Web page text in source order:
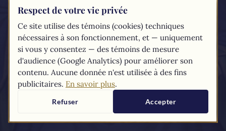
l’amour, provoqué par l’attirance du bien. On
n’aime que le bien, réel ou apparent.
EN SAVOIR PLUS...
Les textes du Compendiumdu catéchisme de l'Église catholique sont
tirés dusite du Vatican
Respect de votre vie privée
Ce site utilise des témoins (cookies) techniques
nécessaires à son fonctionnement, et — uniquement
si vous y consentez — des témoins de mesure
d'audience (Google Analytics) pour améliorer son
contenu. Aucune donnée n'est utilisée à des fins
publicitaires. En savoir plus.
Refuser Accepter